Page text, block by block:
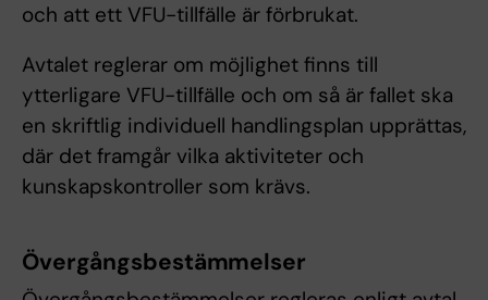
och att ett VFU-tillfälle är förbrukat.
Avtalet reglerar om möjlighet finns till
ytterligare VFU-tillfälle och om så är fallet ska
en skriftlig individuell handlingsplan upprättas,
där det framgår vilka aktiviteter och
kunskapskontroller som krävs.
Övergångsbestämmelser